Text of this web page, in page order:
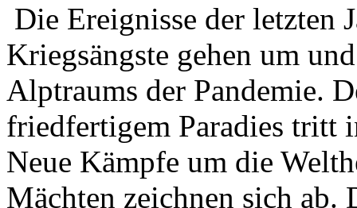
Die Ereignisse der letzten
Kriegsängste gehen um
Alptraums der Pandemie.
friedfertigem Paradies tritt
Neue Kämpfe um die
Mächten zeichnen sich